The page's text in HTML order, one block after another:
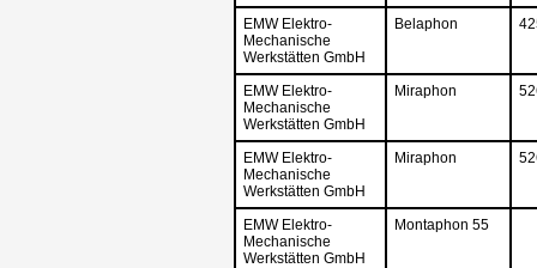
EMW Elektro-
Mechanische
Werkstätten GmbH
Belaphon
EMW Elektro-
Mechanische
Werkstätten GmbH
Miraphon
EMW Elektro-
Mechanische
Werkstätten GmbH
Miraphon
EMW Elektro-
Mechanische
Werkstätten GmbH
Montaphon 55